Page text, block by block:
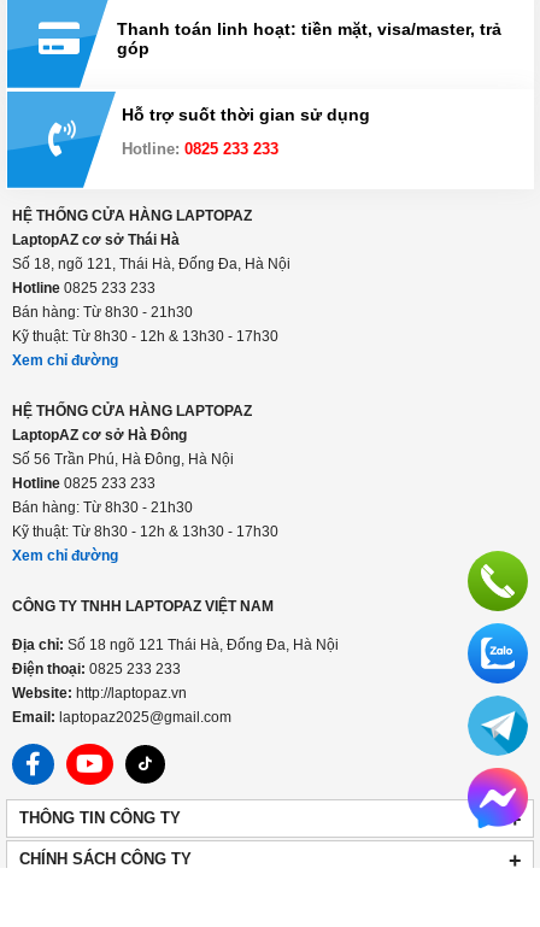
Đổi trả hàng trong 15 ngày
góp
Hỗ trợ suốt thời gian sử dụng
Hotline:0825 233 233
LaptopAZ cơ sở Thái Hà
Số 18, ngõ 121, Thái Hà, Đống Đa, Hà Nội
Hotline0825 233 233
Bán hàng: Từ 8h30 - 21h30
Kỹ thuật: Từ 8h30 - 12h & 13h30 - 17h30
Xem chỉ đường
LaptopAZ cơ sở Hà Đông
Hotline0825 233 233
Bán hàng: Từ 8h30 - 21h30
Kỹ thuật: Từ 8h30 - 12h & 13h30 - 17h30
Xem chỉ đường
CÔNG TY TNHH LAPTOPAZ VIỆT NAM
Địa chỉ:Số 18 ngõ 121 Thái Hà, Đống Đa, Hà Nội
Website: http://laptopaz.vn